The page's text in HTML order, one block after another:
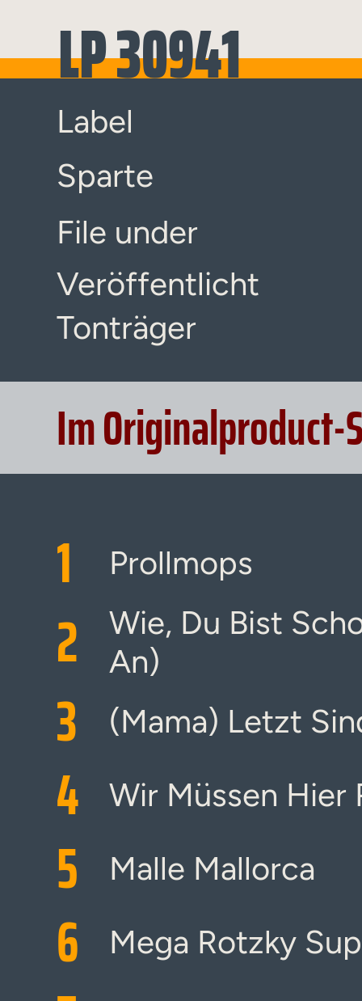
LP 30941
Label
Sparte
File under
Veröffentlicht
Tonträger
Im
1 Prollmops
2
Wie, Du Bist
An)
3 (Mama) Letzt
4 Wir Müssen Hier
5 Malle Mallorca
6 Mega Rotzky